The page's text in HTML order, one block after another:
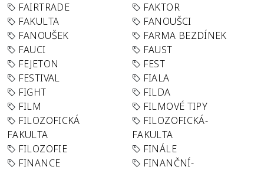
FAIRTRADE
FAKTOR
FAKULTA
FANOUŠCI
FANOUŠEK
FARMA BEZDÍNEK
FAUCI
FAUST
FEJETON
FEST
FESTIVAL
FIALA
FIGHT
FILDA
FILM
FILMOVÉ TIPY
FILOZOFICKÁ
FAKULTA
FILOZOFICKÁ-
FAKULTA
FILOZOFIE
FINÁLE
FINANCE
FINANČNÍ-